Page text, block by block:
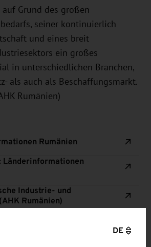
Grund des großen
seiner kontinuierlich
und eines breit
ein großes
in unterschiedlichen Branchen,
als auch als Beschaffungsmarkt.
Rumänien)
Rumänien
Länderinformationen
Industrie- und
Rumänien)
DE